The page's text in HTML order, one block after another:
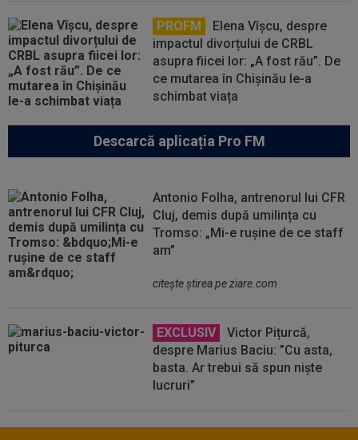
PROFM
Elena Vîșcu, despre
impactul divorțului de CRBL
asupra fiicei lor: „A fost rău”. De
ce mutarea în Chișinău le-a
schimbat viața
Descarcă aplicația Pro FM
Antonio Folha, antrenorul lui CFR
Cluj, demis după umilința cu
Tromso: „Mi-e rușine de ce staff
am”
citeşte ştirea pe ziare.com
EXCLUSIV
Victor Pițurcă,
despre Marius Baciu: ”Cu asta,
basta. Ar trebui să spun niște
lucruri”